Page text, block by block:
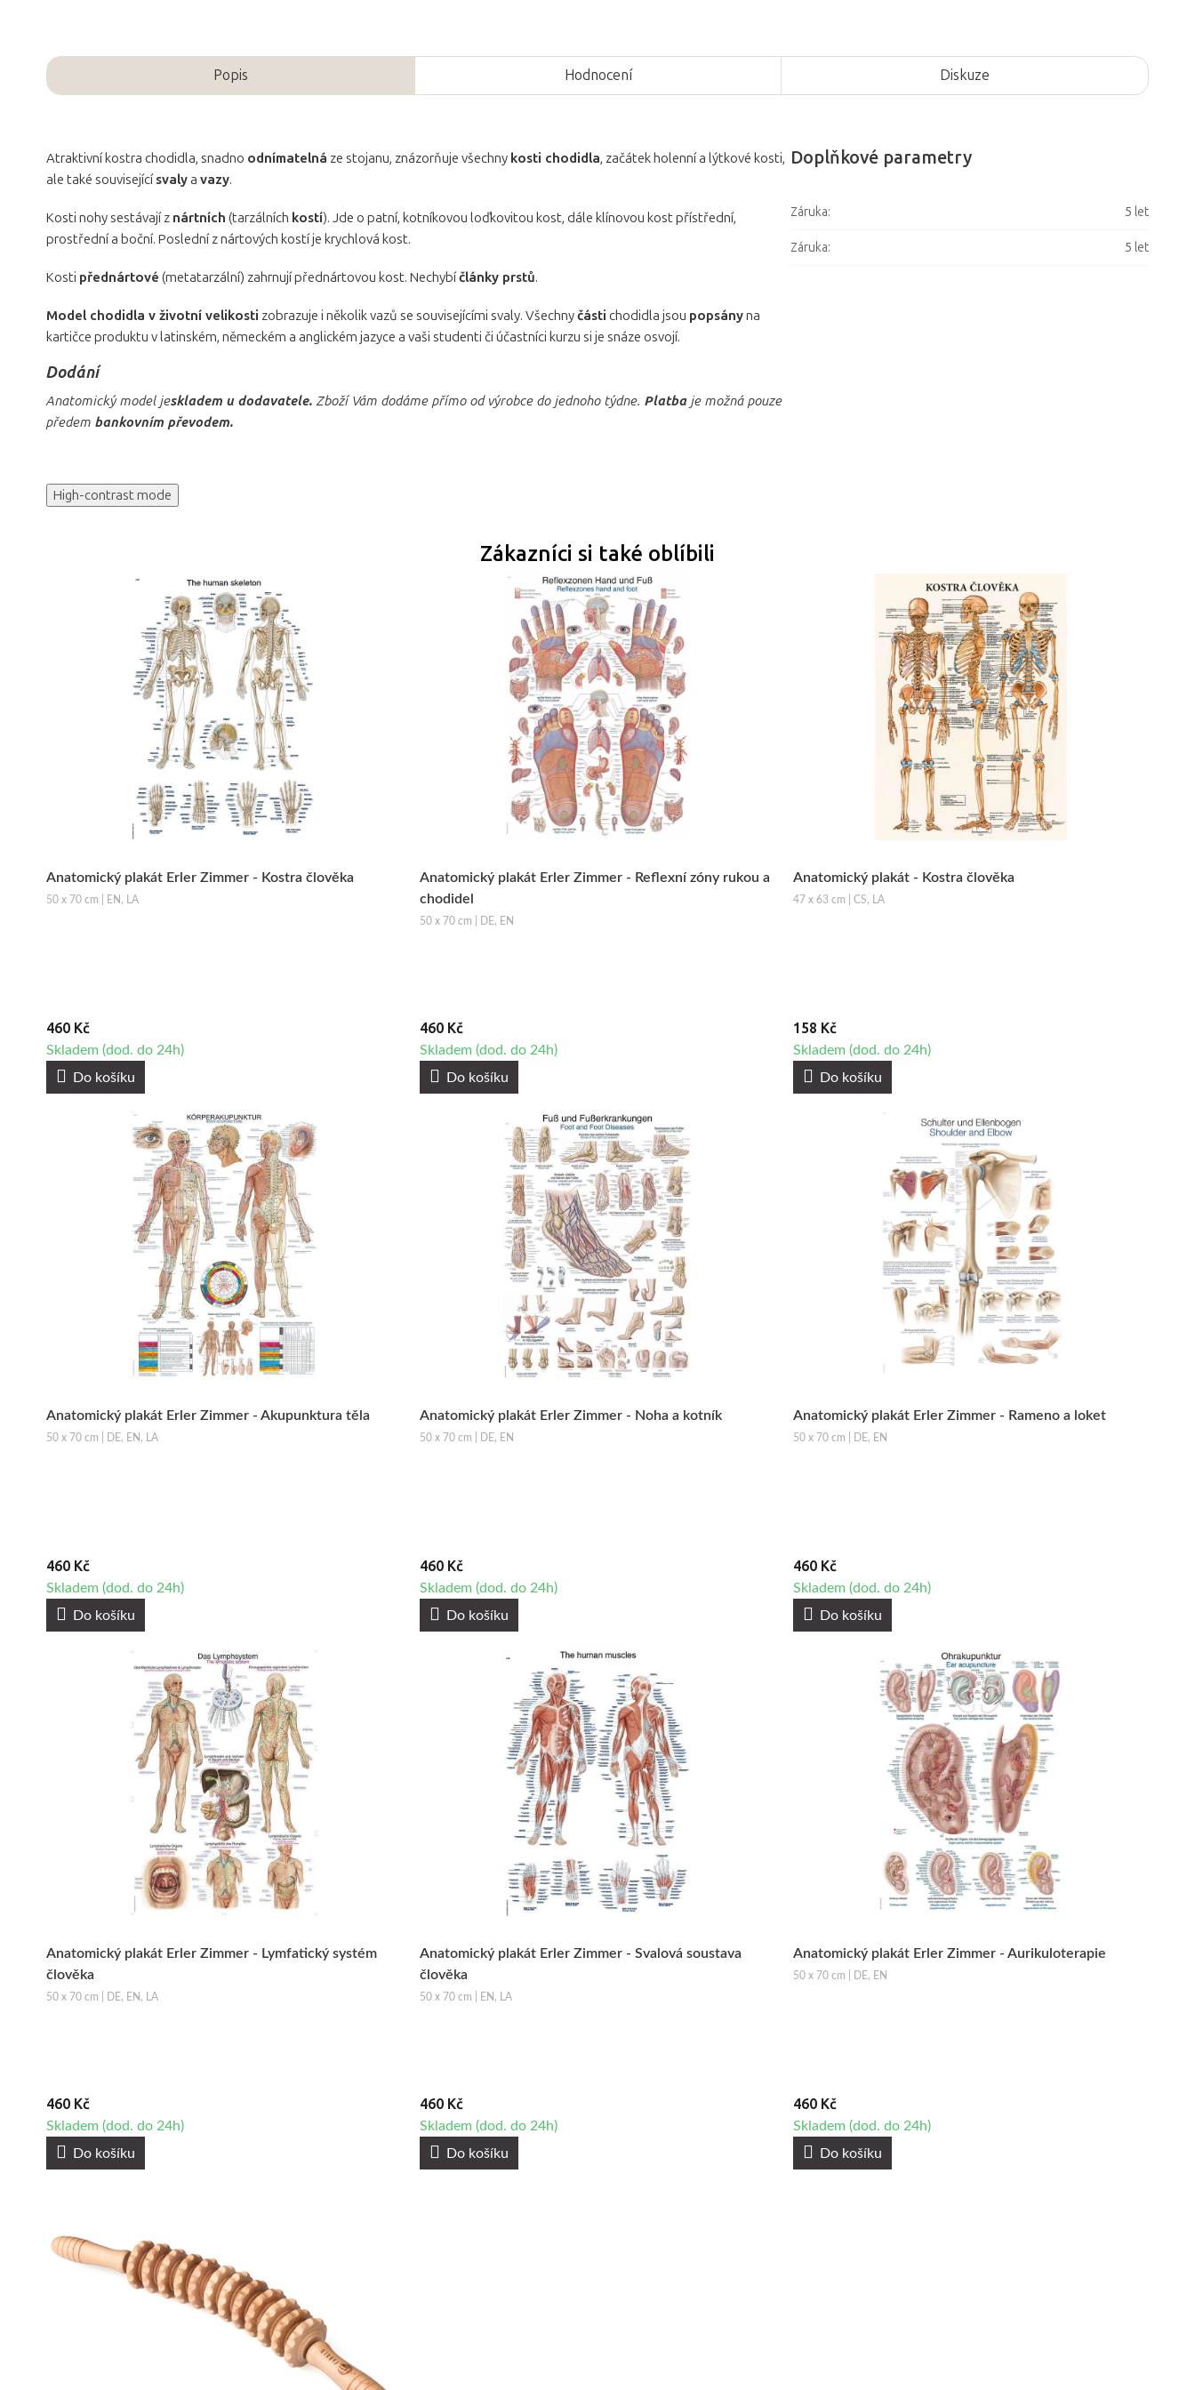
Popis Hodnocení Diskuze
Atraktivní kostra chodidla, snadno odnímatelná ze stojanu, znázorňuje všechny kosti chodidla, začátek holenní a lýtkové kosti,
ale také souvisejícísvalya vazy.
Kosti nohy sestávají z nártních (tarzálních kostí). Jde o patní, kotníkovou loďkovitou kost, dále klínovou kost přístřední,
prostřední a boční. Poslední z nártových kostí je krychlová kost.
Kosti přednártové (metatarzální) zahrnují přednártovou kost. Nechybíčlánky prstů.
Model chodidla v životní velikosti zobrazuje i několik vazů se souvisejícími svaly. Všechnyčásti chodidla jsou popsányna
kartičce produktu v latinském, německém a anglickém jazyce a vaši studenti či účastníci kurzu si je snáze osvojí.
Dodání
Anatomický model jeskladem u dodavatele. Zboží Vám dodáme přímo od výrobce do jednoho týdne. Platba je možná pouze
předem bankovním převodem.
Doplňkové parametry
Záruka: 5 let
Záruka: 5 let
High-contrast mode
Zákazníci si také oblíbili
Anatomický plakát Erler Zimmer - Kostra člověka
50 x 70 cm | EN, LA
460 Kč
Skladem (dod. do 24h)
Do košíku
Anatomický plakát Erler Zimmer - Reflexní zóny rukou a
chodidel
50 x 70 cm | DE, EN
460 Kč
Skladem (dod. do 24h)
Do košíku
Anatomický plakát - Kostra člověka
47 x 63 cm | CS, LA
158 Kč
Skladem (dod. do 24h)
Do košíku
Anatomický plakát Erler Zimmer - Akupunktura těla
50 x 70 cm | DE, EN, LA
460 Kč
Skladem (dod. do 24h)
Do košíku
Anatomický plakát Erler Zimmer - Noha a kotník
50 x 70 cm | DE, EN
460 Kč
Skladem (dod. do 24h)
Do košíku
Anatomický plakát Erler Zimmer - Rameno a loket
50 x 70 cm | DE, EN
460 Kč
Skladem (dod. do 24h)
Do košíku
Anatomický plakát Erler Zimmer - Lymfatický systém
člověka
50 x 70 cm | DE, EN, LA
460 Kč
Skladem (dod. do 24h)
Do košíku
Anatomický plakát Erler Zimmer - Svalová soustava
člověka
50 x 70 cm | EN, LA
460 Kč
Skladem (dod. do 24h)
Do košíku
Anatomický plakát Erler Zimmer - Aurikuloterapie
50 x 70 cm | DE, EN
460 Kč
Skladem (dod. do 24h)
Do košíku